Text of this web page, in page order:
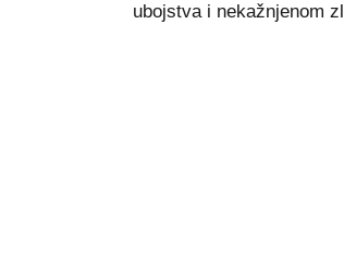
ubojstva i nekažnjenom